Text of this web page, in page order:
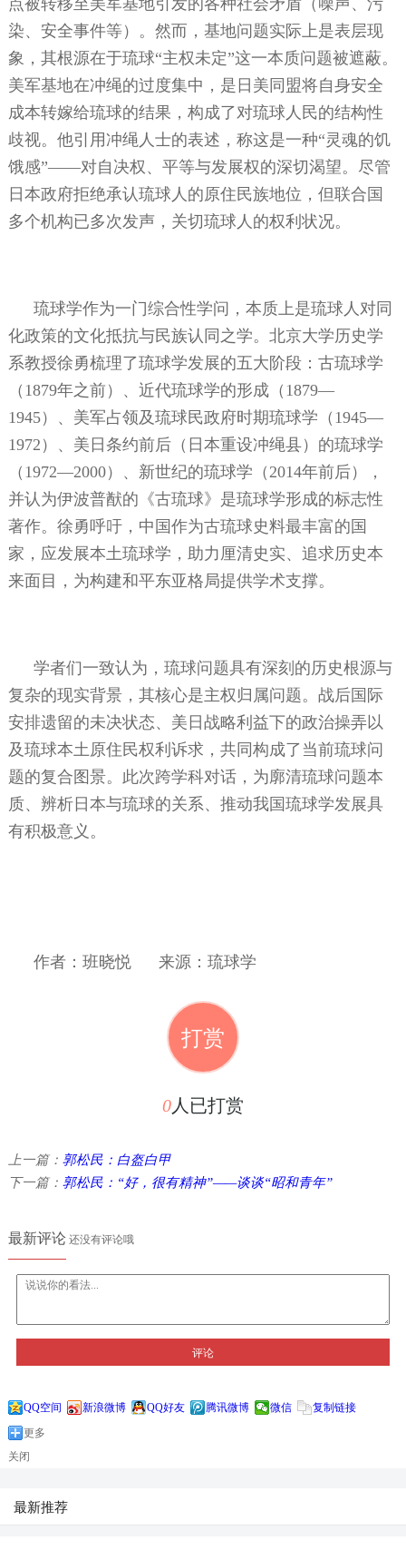
染、安全事件等）。然而，基地问题实际上是表层现
象，其根源在于琉球“主权未定”这一本质问题被遮蔽。
美军基地在冲绳的过度集中，是日美同盟将自身安全
成本转嫁给琉球的结果，构成了对琉球人民的结构性
歧视。他引用冲绳人士的表述，称这是一种“灵魂的饥
饿感”——对自决权、平等与发展权的深切渴望。尽管
日本政府拒绝承认琉球人的原住民族地位，但联合国
多个机构已多次发声，关切琉球人的权利状况。
琉球学作为一门综合性学问，本质上是琉球人对同
化政策的文化抵抗与民族认同之学。北京大学历史学
系教授徐勇梳理了琉球学发展的五大阶段：古琉球学
（ 1879年之前）、近代琉球学的形成（ 1879—
1945）、美军占领及琉球民政府时期琉球学（ 1945—
1972 ）、美日条约前后（日本重设冲绳县）的琉球学
（ 1972—2000）、新世纪的琉球学（ 2014年前后），
并认为伊波普猷的《古琉球》是琉球学形成的标志性
著作。徐勇呼吁，中国作为古琉球史料最丰富的国
家，应发展本土琉球学，助力厘清史实、追求历史本
来面目，为构建和平东亚格局提供学术支撑。
学者们一致认为，琉球问题具有深刻的历史根源与
复杂的现实背景，其核心是主权归属问题。战后国际
安排遗留的未决状态、美日战略利益下的政治操弄以
及琉球本土原住民权利诉求，共同构成了当前琉球问
题的复合图景。此次跨学科对话，为廓清琉球问题本
质、辨析日本与琉球的关系、推动我国琉球学发展具
有积极意义。
作者：班晓悦 来源：琉球学
打赏
0人已打赏
上一篇： 郭松民：白盔白甲
下一篇： 郭松民：“好，很有精神”——谈谈“昭和青年”
最新评论还没有评论哦
评论
QQ空间 新浪微博 QQ好友 腾讯微博 微信
复制链接
更多
关闭
最新推荐